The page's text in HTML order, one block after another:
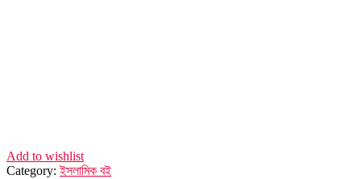
Add to wishlist
Category:ইসলামিক বই